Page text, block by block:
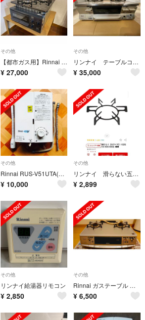
その他
【都市ガス用】Rinnai ビルトインガスコンロ
¥ 27,000
その他
リンナイ テーブルコンロ ラクシエ
¥ 35,000
その他
Rinnai RUS-V51UTA(WH) リンナイ ガス給湯器 LPガス用
¥ 10,000
その他
リンナイ 滑らない五徳2個組
¥ 2,899
その他
リンナイ給湯器リモコン
¥ 2,850
その他
Rinnai ガステーブル 都市ガス RTS-S660VCTS-R
¥ 6,500